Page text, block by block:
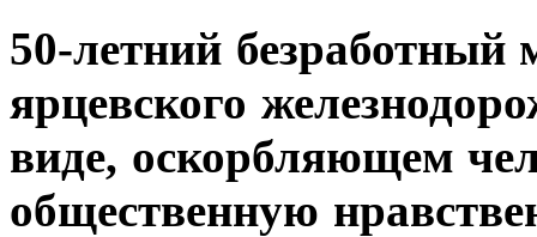
50-летний безработный
ярцевского
виде, оскорбляющем
общественную